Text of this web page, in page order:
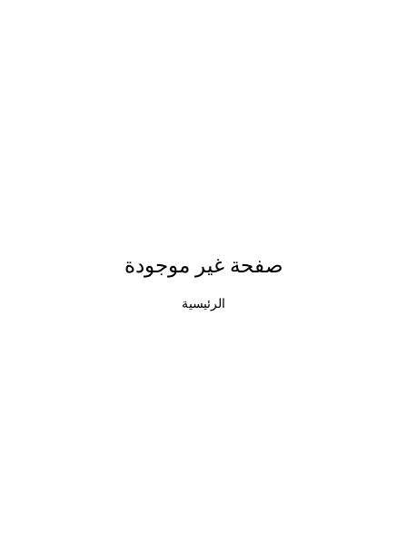
صفحة غير موجودة
الرئيسية